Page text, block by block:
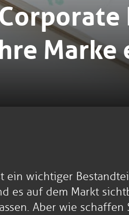
wichtiger
es auf dem Markt
Aber wie